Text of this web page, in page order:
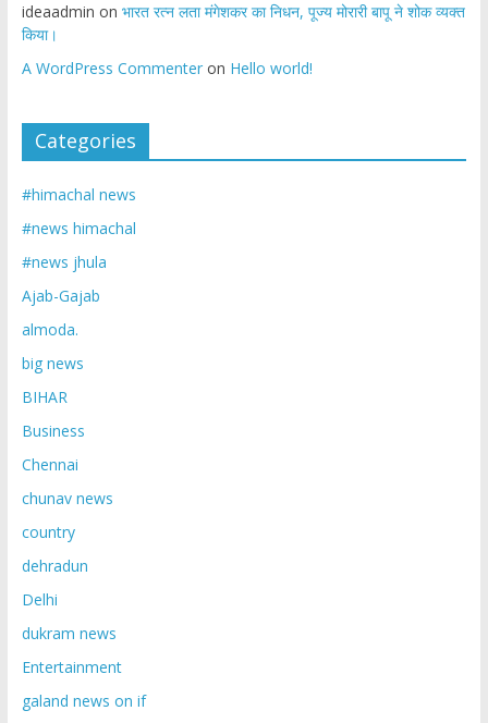
ideaadmin on भारत रत्न लता मंगेशकर का निधन, पूज्य मोरारी बापू ने शोक व्यक्त
किया।
A WordPress Commenteron Hello world!
Categories
#himachal news
#news himachal
#news jhula
Ajab-Gajab
almoda.
big news
BIHAR
Business
Chennai
chunav news
country
dehradun
Delhi
dukram news
Entertainment
galand news on if